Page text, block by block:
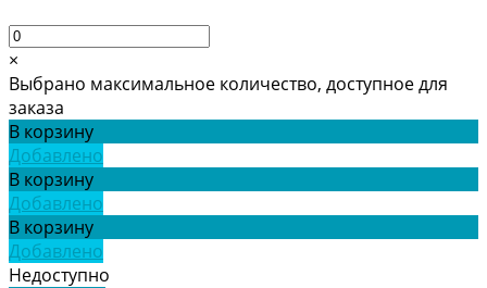
×
Выбрано максимальное количество, доступное для
заказа
В корзину
Добавлено
В корзину
Добавлено
В корзину
Добавлено
Недоступно